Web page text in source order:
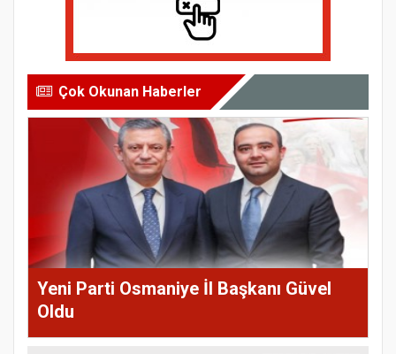
Çok Okunan Haberler
Yeni Parti Osmaniye İl Başkanı Güvel
Oldu